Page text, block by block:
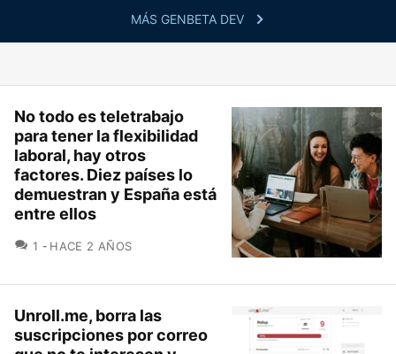
MÁS GENBETA DEV
No todo es teletrabajo
para tener la flexibilidad
laboral, hay otros
factores. Diez países lo
demuestran y España está
entre ellos
1 COMENTARIOS
HACE 2 AÑOS
Unroll.me, borra las
suscripciones por correo